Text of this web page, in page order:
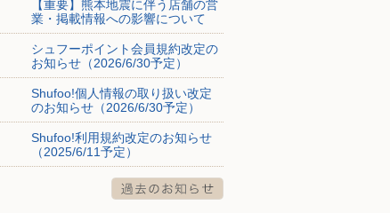
【重要】熊本地震に伴う店舗の営
業・掲載情報への影響について
シュフーポイント会員規約改定の
お知らせ（2026/6/30予定）
Shufoo!個人情報の取り扱い改定
のお知らせ（2026/6/30予定）
Shufoo!利用規約改定のお知らせ
（2025/6/11予定）